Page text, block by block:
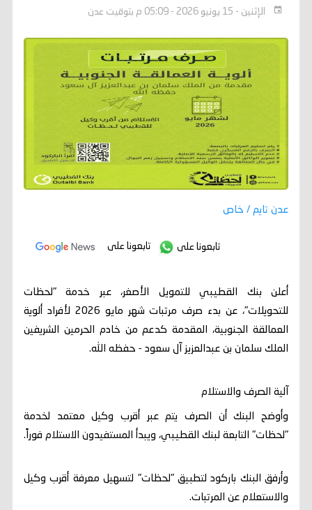
الإثنين - 15 يونيو 2026 - 05:09 م بتوقيت عدن
عدن تايم / خاص
تابعونا على تابعونا على
أعلن بنك القطيبي للتمويل الأصغر، عبر خدمة "لحظات
للتحويلات"، عن بدء صرف مرتبات شهر مايو 2026 لأفراد ألوية
العمالقة الجنوبية، المقدمة كدعم من خادم الحرمين الشريفين
الملك سلمان بن عبدالعزيز آل سعود - حفظه الله.
آلية الصرف والاستلام
وأوضح البنك أن الصرف يتم عبر أقرب وكيل معتمد لخدمة
"لحظات" التابعة لبنك القطيبي، ويبدأ المستفيدون الاستلام فوراً.
وأرفق البنك باركود لتطبيق "لحظات" لتسهيل معرفة أقرب وكيل
والاستعلام عن المرتبات.